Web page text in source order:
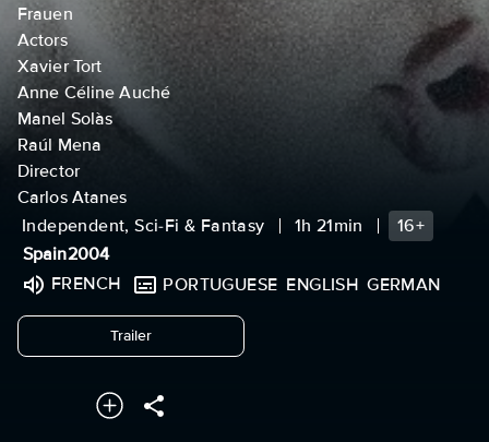
Frauen
Actors
Xavier Tort
Anne Céline Auché
Manel Solàs
Raúl Mena
Director
Carlos Atanes
Independent, Sci-Fi & Fantasy
1h 21min
16+
Spain2004
FRENCH
PORTUGUESE ENGLISH GERMAN
Trailerundefined